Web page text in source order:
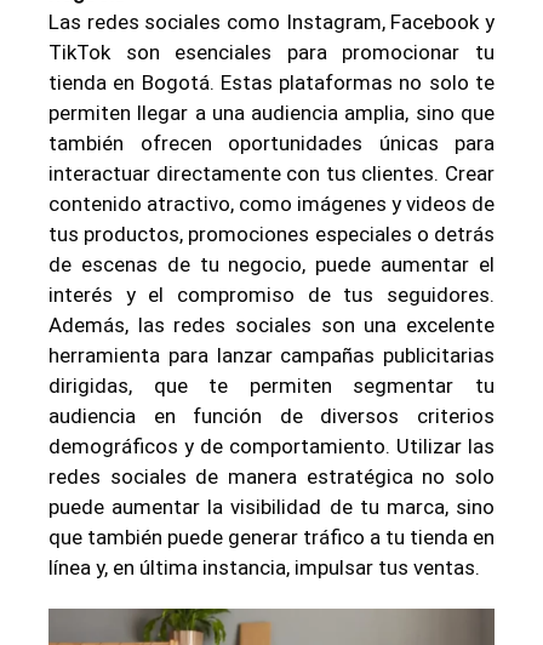
Las redes sociales como Instagram, Facebook y
TikTok son esenciales para promocionar tu
tienda en Bogotá. Estas plataformas no solo te
permiten llegar a una audiencia amplia, sino que
también ofrecen oportunidades únicas para
interactuar directamente con tus clientes. Crear
contenido atractivo, como imágenes y videos de
tus productos, promociones especiales o detrás
de escenas de tu negocio, puede aumentar el
interés y el compromiso de tus seguidores.
Además, las redes sociales son una excelente
herramienta para lanzar campañas publicitarias
dirigidas, que te permiten segmentar tu
audiencia en función de diversos criterios
demográficos y de comportamiento. Utilizar las
redes sociales de manera estratégica no solo
puede aumentar la visibilidad de tu marca, sino
que también puede generar tráfico a tu tienda en
línea y, en última instancia, impulsar tus ventas.